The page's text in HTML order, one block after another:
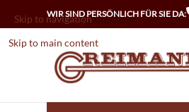
Skip to navigation
Skip to main content
WIR SIND PERSÖNLICH FÜR SIE DA: